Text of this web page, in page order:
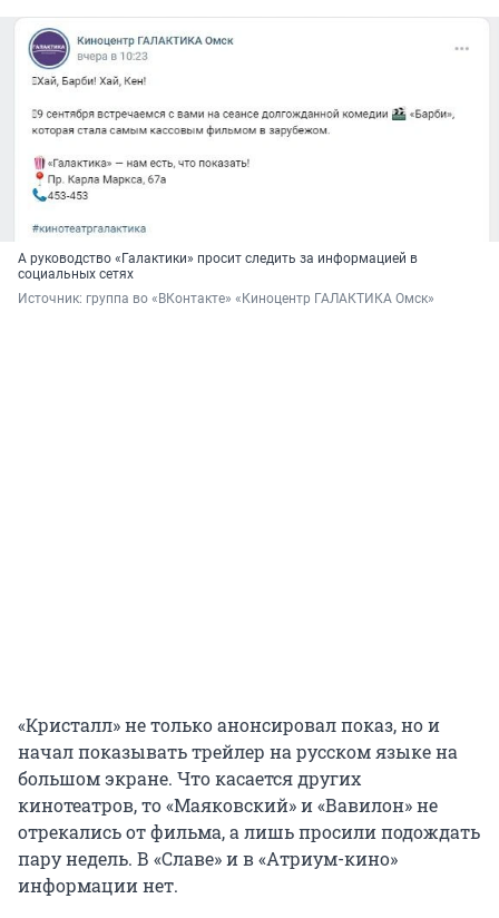
А руководство «Галактики» просит следить за информацией в
социальных сетях
Источник: группа во «ВКонтакте» «Киноцентр ГАЛАКТИКА Омск»
«Кристалл» не только анонсировал показ, но и
начал показывать трейлер на русском языке на
большом экране. Что касается других
кинотеатров, то «Маяковский» и «Вавилон» не
отрекались от фильма, а лишь просили подождать
пару недель. В «Славе» и в «Атриум-кино»
информации нет.